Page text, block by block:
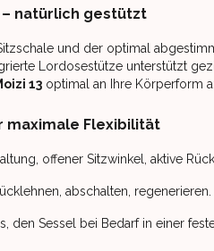
natürlich gestützt
und der optimal
Lordosestütze unterstützt
13 optimal an Ihre Körperform
maximale Flexibilität
offener Sitzwinkel, aktive
abschalten, regenerieren.
den Sessel bei Bedarf in einer